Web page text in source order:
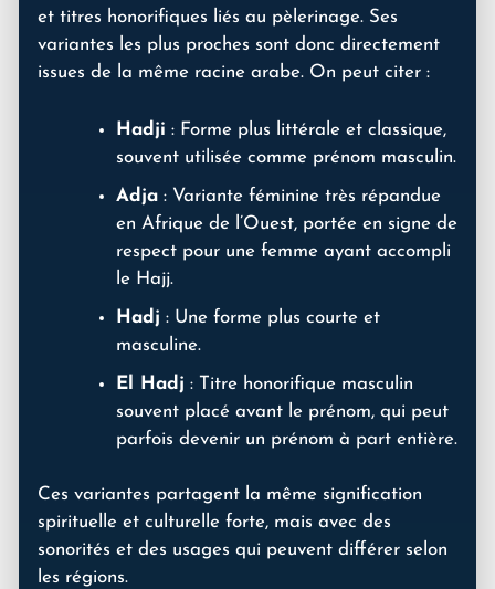
et titres honorifiques liés au pèlerinage. Ses
variantes les plus proches sont donc directement
issues de la même racine arabe. On peut citer :
Hadji : Forme plus littérale et classique,
souvent utilisée comme prénom masculin.
Adja : Variante féminine très répandue
en Afrique de l’Ouest, portée en signe de
respect pour une femme ayant accompli
le Hajj.
Hadj : Une forme plus courte et
masculine.
El Hadj : Titre honorifique masculin
souvent placé avant le prénom, qui peut
parfois devenir un prénom à part entière.
Ces variantes partagent la même signification
spirituelle et culturelle forte, mais avec des
sonorités et des usages qui peuvent différer selon
les régions.